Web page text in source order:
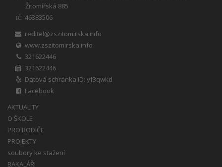
Žitomířská 885
IČ
46383506
reditel@zszitomirska.info
www.zszitomirska.info
321622446
321622446
Datová schránka ID: yf3qwkd
Facebook
AKTUALITY
O ŠKOLE
PRO RODIČE
PROJEKTY
soubory ke stažení
BAKALÁŘI